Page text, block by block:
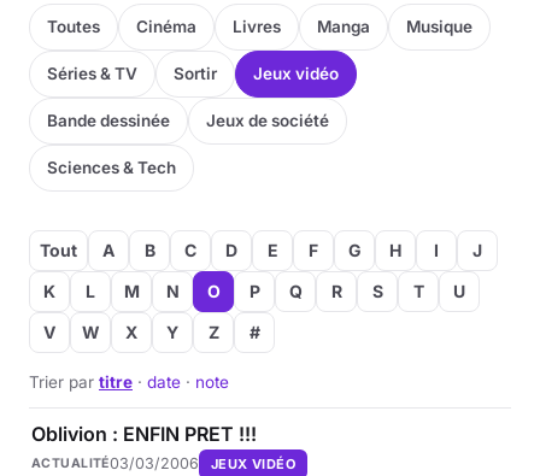
Manga
BD
Livres
Jeux vidéo
Jeux de société
Musique
Sciences & Tech
Toutes Cinéma Livres Manga Musique
Séries & TV Sortir Jeux vidéo
Bande dessinée Jeux de société
Sciences & Tech
Tout A B C D E F G H I
J
K
L M N O P Q R S T
U
V
W X Y Z #
Trier par titre · date · note
Oblivion : ENFIN PRET !!!
ACTUALITÉ03/03/2006 JEUX VIDÉO